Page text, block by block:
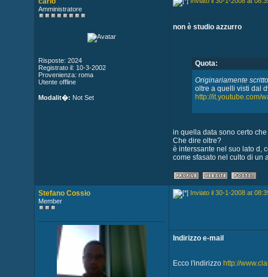
Amministratore
Risposte: 2024
Registrato il: 10-3-2002
Provenienza: roma
Utente offline
Modalit�: Not Set
non è studio azzurro
Quota:
Originariamente
oltre a quelli visti dal
http://it.youtube.com/
in quella data sono certo
Che dire oltre?
è interssante nel suo lato d,
come sfasato nel culto di un
Stefano Cossio
Member
Inviato il 30-1-2008 at
Indirizzo e-mail
Ecco l'indirizzo http://